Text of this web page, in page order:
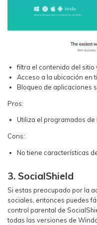
filtra el contenido del sitio
Acceso a la ubicación en
Bloqueo de aplicaciones
Pros:
Utiliza el programados
Cons:
No tiene características
3. SocialShield
Si estas preocupado por la
sociales, entonces puedes
control parental de
todas las versiones de